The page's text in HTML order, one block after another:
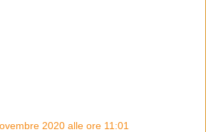
2020 alle ore 11:01